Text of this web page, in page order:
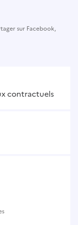
sur Facebook,
Twitter) -
par email
contractuels